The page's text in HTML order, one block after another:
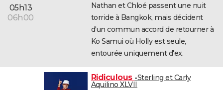
05h13
06h00
Nathan et Chloé passent une nuit
torride à Bangkok, mais décident
d'un commun accord de retourner à
Ko Samui où Holly est seule,
entourée uniquement d'ex.
Ridiculous Sterling et Carly
Aquilino XLVII